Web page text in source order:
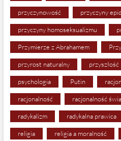
przyczynowość przyczyny
przyczyny homoseksualizmu
Przymierze z Abrahamem
przyrost naturalny przyszłość
psychologia Putin
racjonalność racjonalność
radykalizm radykalna prawica
religia religia a moralność